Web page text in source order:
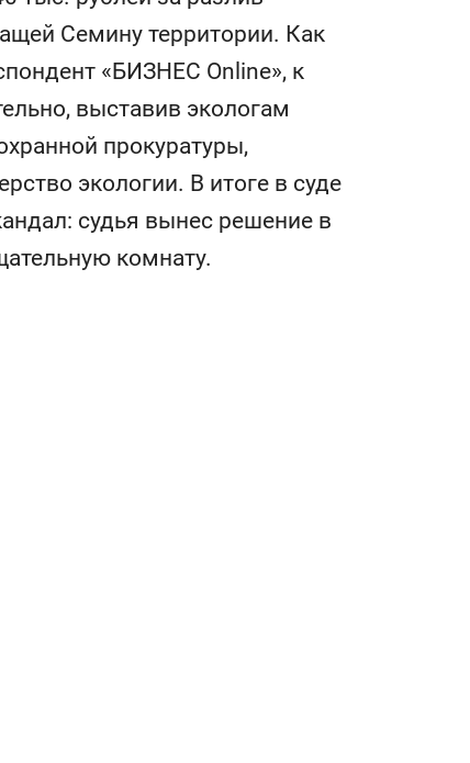
Семину территории. Как
«БИЗНЕС Online», к
выставив экологам
прокуратуры,
экологии. В итоге в суде
судья вынес решение в
комнату.
антихрупких команд